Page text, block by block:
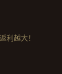
利越大！